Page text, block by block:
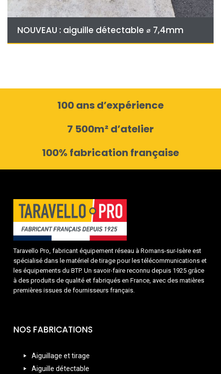
NOUVEAU : aiguille détectable ⌀ 7,4mm
100 ans d’expérience
7 500m² d’atelier
100% fabrication française
Taravello Pro, fabricant équipement réseau à Romans-sur-Isère est
spécialisé dans le matériel de tirage pour les télécommunications et
les équipements du BTP. Un savoir-faire reconnu depuis 1925 grâce
à des produits de qualité et fabriqués en France, avec des matières
premières issues de fournisseurs français.
NOS FABRICATIONS
Aiguillage et tirage
Aiguille détectable